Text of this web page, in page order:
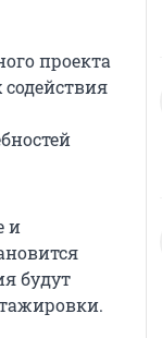
проекта
и
будут